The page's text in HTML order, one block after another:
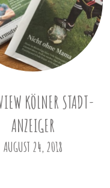
KÖLNER STADT-
ANZEIGER
AUGUST 24, 2018